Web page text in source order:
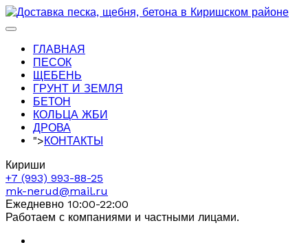
ГЛАВНАЯ
ПЕСОК
ЩЕБЕНЬ
ГРУНТ И ЗЕМЛЯ
БЕТОН
КОЛЬЦА ЖБИ
ДРОВА
">КОНТАКТЫ
Кириши
+7 (993) 993-88-25
mk-nerud@mail.ru
Ежедневно 10:00-22:00
Работаем с компаниями и частными лицами.